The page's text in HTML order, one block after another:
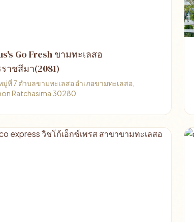
Go Fresh ขามทะเลสอ
าชสีมา(2081)
มู่ที่ 7 ตำบลขามทะเลสอ อำเภอขามทะเลสอ,
Ratchasima 30280